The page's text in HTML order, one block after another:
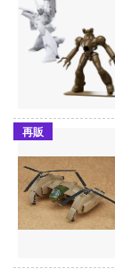
再販
of blue glass
(DCコミックス)
エイジ・ミュータ
スライムだった件